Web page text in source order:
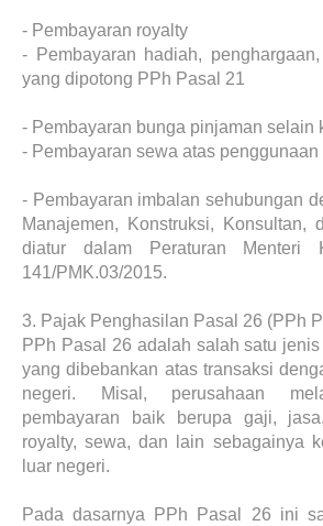
- Pembayaran royalty
-
Pembayaran hadiah,
yang dipotong PPh Pasal 21
- Pembayaran bunga pinjaman selain
- Pembayaran sewa atas penggunaan
- Pembayaran imbalan sehubungan
Manajemen, Konstruksi, Konsultan,
diatur dalam Peraturan Menteri
141/PMK.03/2015.
3. Pajak Penghasilan Pasal 26 (PPh
PPh Pasal 26 adalah salah satu
yang dibebankan atas transaksi
negeri. Misal, perusahaan
pembayaran baik berupa gaji,
royalty, sewa, dan lain sebagainya
luar negeri.
Pada dasarnya PPh Pasal 26 ini